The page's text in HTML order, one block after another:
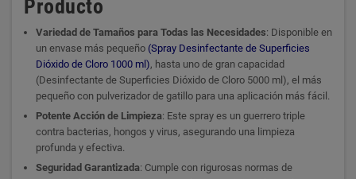
Producto
Variedad de Tamaños para Todas las Necesidades: Disponible en
un envase más pequeño (Spray Desinfectante de Superficies
Dióxido de Cloro 1000 ml), hasta uno de gran capacidad
(Desinfectante de Superficies Dióxido de Cloro 5000 ml), el más
pequeño con pulverizador de gatillo para una aplicación más fácil.
Potente Acción de Limpieza: Este spray es un guerrero triple
contra bacterias, hongos y virus, asegurando una limpieza
profunda y efectiva.
Seguridad Garantizada: Cumple con rigurosas normas de